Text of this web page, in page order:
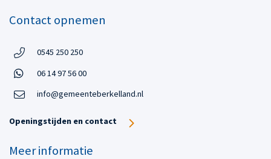
Contact opnemen
Telefoon
Telefoon:
0545 250 250
Open in WhatsApp:
Open in WhatsApp:
06 14 97 56 00
info@gemeenteberkelland.nl
Openingstijden en contact
Meer informatie